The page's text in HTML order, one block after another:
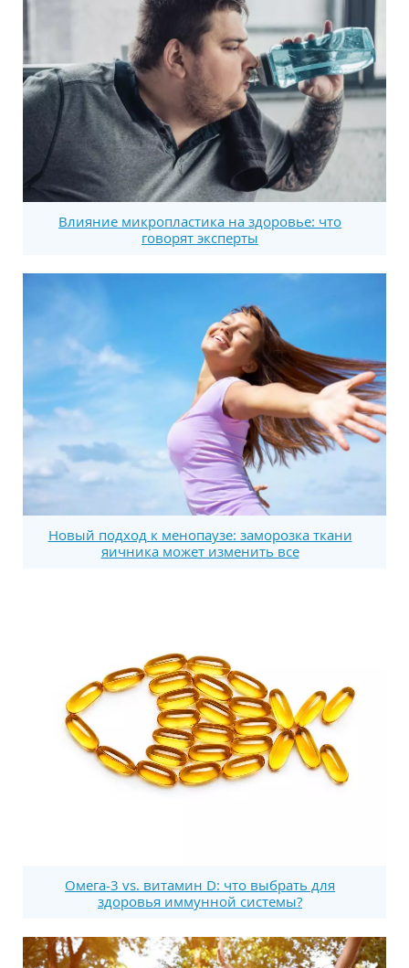
Влияние микропластика на здоровье: что
говорят эксперты
Новый подход к менопаузе: заморозка ткани
яичника может изменить все
Омега-3 vs. витамин D: что выбрать для
здоровья иммунной системы?